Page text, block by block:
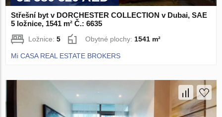
Střešní byt v DORCHESTER COLLECTION v Dubai, SAE
5 ložnice, 1541 m² Č.: 6635
Ložnice:5 Obytné plochy: 1541 m²
Mi CASA REAL ESTATE BROKERS